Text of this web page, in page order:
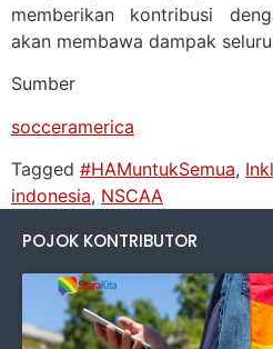
memberikan kontribusi
akan membawa dampak
Sumber
socceramerica
Tagged #HAMuntukSemua,
indonesia, NSCAA
POJOK KONTRIBUTOR